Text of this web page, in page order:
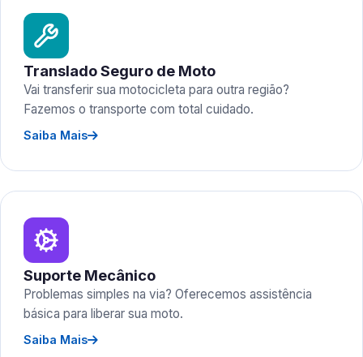
Translado Seguro de Moto
Vai transferir sua motocicleta para outra região?
Fazemos o transporte com total cuidado.
Saiba Mais
Suporte Mecânico
Problemas simples na via? Oferecemos assistência
básica para liberar sua moto.
Saiba Mais